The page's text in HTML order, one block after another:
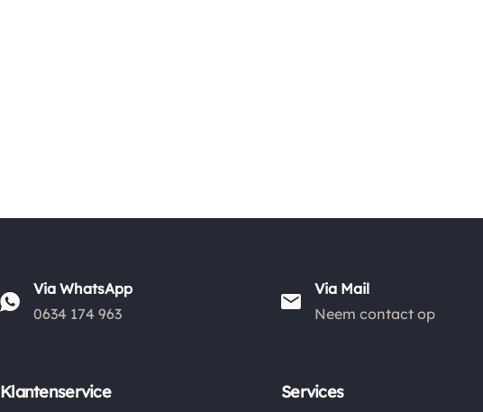
Via WhatsApp
0634 174 963
Via Mail
Neem contact op
Klantenservice Services